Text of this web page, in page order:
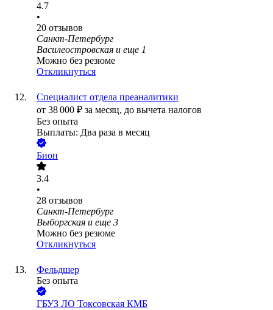
4.7
•
20 отзывов
Санкт-Петербург
Василеостровская и еще 1
Можно без резюме
Откликнуться
Специалист отдела преаналитики
от 38 000 ₽ за месяц, до вычета налогов
Без опыта
Выплаты: Два раза в месяц
Бион
3.4
•
28 отзывов
Санкт-Петербург
Выборгская и еще 3
Можно без резюме
Откликнуться
Фельдшер
Без опыта
ГБУЗ ЛО Токсовская КМБ